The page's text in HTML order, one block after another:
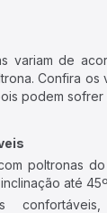
variam de
Confira os
podem sofrer
poltronas
até
confortáveis,